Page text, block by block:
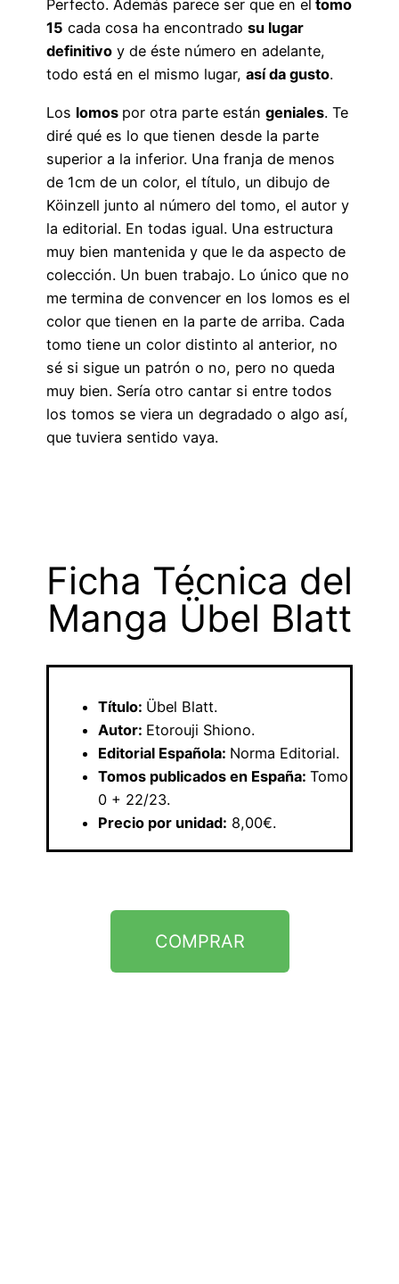
Perfecto. Además parece ser que en el tomo
15 cada cosa ha encontrado su lugar
definitivo y de éste número en adelante,
todo está en el mismo lugar, así da gusto.
Los lomos por otra parte están geniales. Te
diré qué es lo que tienen desde la parte
superior a la inferior. Una franja de menos
de 1cm de un color, el título, un dibujo de
Köinzell junto al número del tomo, el autor y
la editorial. En todas igual. Una estructura
muy bien mantenida y que le da aspecto de
colección. Un buen trabajo. Lo único que no
me termina de convencer en los lomos es el
color que tienen en la parte de arriba. Cada
tomo tiene un color distinto al anterior, no
sé si sigue un patrón o no, pero no queda
muy bien. Sería otro cantar si entre todos
los tomos se viera un degradado o algo así,
que tuviera sentido vaya.
Ficha Técnica del
Manga Übel Blatt
Título: Übel Blatt.
Autor: Etorouji Shiono.
Editorial Española: Norma Editorial.
Tomos publicados en España: Tomo
0 + 22/23.
Precio por unidad: 8,00€.
COMPRAR